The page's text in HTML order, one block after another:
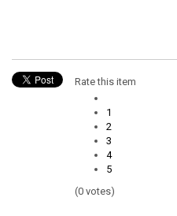
Rate this item
1
2
3
4
5
(0 votes)